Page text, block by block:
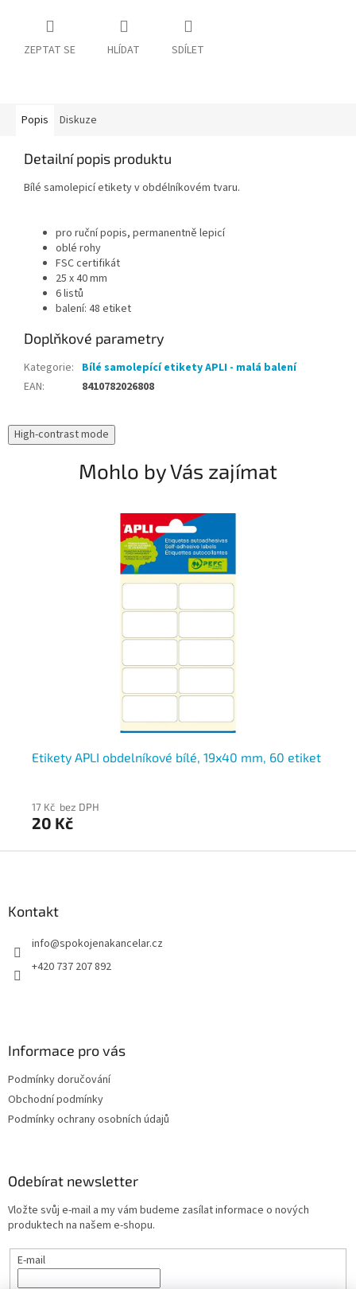
ZEPTAT SE HLÍDAT SDÍLET
Popis Diskuze
Detailní popis produktu
Bílé samolepicí etikety v obdélníkovém tvaru.
pro ruční popis, permanentně lepicí
oblé rohy
FSC certifikát
25 x 40 mm
6 listů
balení: 48 etiket
Doplňkové parametry
Kategorie: Bílé samolepící etikety APLI - malá balení
EAN: 8410782026808
High-contrast mode
Mohlo by Vás zajímat
Etikety APLI obdelníkové bílé, 19x40 mm, 60 etiket
17 Kč bez DPH
20 Kč
Kontakt
info@spokojenakancelar.cz
+420 737 207 892
Informace pro vás
Podmínky doručování
Obchodní podmínky
Podmínky ochrany osobních údajů
Odebírat newsletter
Vložte svůj e-mail a my vám budeme zasílat informace o nových
produktech na našem e-shopu.
E-mail